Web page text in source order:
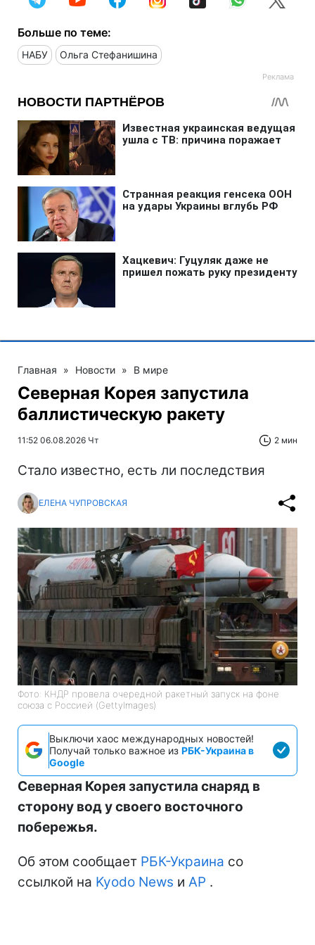
Больше по теме:
НАБУ Ольга Стефанишина
Главная » Новости » В мире
Северная Корея запустила
баллистическую ракету
11:52 06.08.2026 Чт 2 мин
Стало известно, есть ли последствия
ЕЛЕНА ЧУПРОВСКАЯ
Фото: КНДР провела очередной ракетный запуск на фоне
союза с Россией (GettyImages)
Выключи хаос международных новостей!
Получай только важное из РБК-Украина в
Google
Северная Корея запустила снаряд в
сторону вод у своего восточного
побережья.
Об этом сообщает РБК-Украина со
ссылкой на Kyodo News и АР .